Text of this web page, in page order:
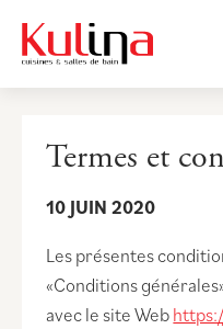
Termes et
10 JUIN 2020
Les présentes
«Conditions
avec le site Web